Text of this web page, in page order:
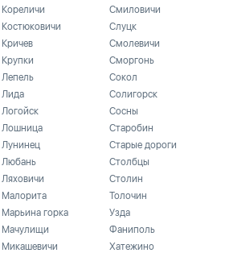
Кореличи
Костюковичи
Кричев
Крупки
Лепель
Лида
Логойск
Лошница
Лунинец
Любань
Ляховичи
Малорита
Марьина горка
Мачулищи
Микашевичи
Смиловичи
Слуцк
Смолевичи
Сморгонь
Сокол
Солигорск
Сосны
Старобин
Старые дороги
Столбцы
Столин
Толочин
Узда
Фаниполь
Хатежино